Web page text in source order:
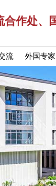
合作处、
流 外国专家